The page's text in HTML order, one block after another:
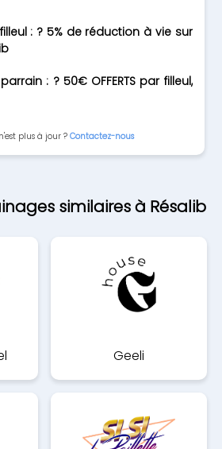
: ? 5% de réduction à vie sur
: ? 50€ OFFERTS par filleul,
plus à jour ? Contactez-nous
similaires à Résalib
Geeli